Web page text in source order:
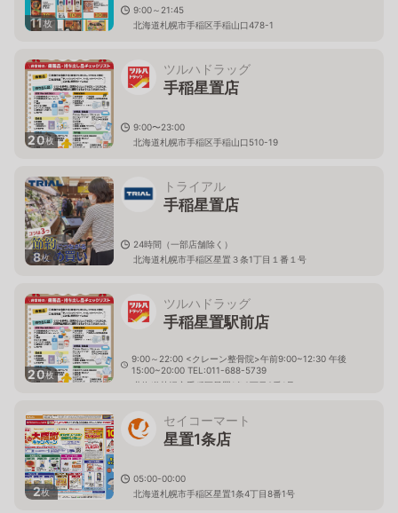
11枚
9:00～21:45
北海道札幌市手稲区手稲山口478-1
20枚
ツルハドラッグ
手稲星置店
9:00〜23:00
北海道札幌市手稲区手稲山口510-19
8枚
トライアル
手稲星置店
24時間（一部店舗除く）
北海道札幌市手稲区星置３条1丁目１番１号
20枚
ツルハドラッグ
手稲星置駅前店
9:00～22:00 <クレーン整骨院>午前9:00~12:30 午後
15:00~20:00 TEL:011-688-5739
北海道札幌市手稲区星置1条2丁目2番1号
2枚
セイコーマート
星置1条店
05:00-00:00
北海道札幌市手稲区星置1条4丁目8番1号